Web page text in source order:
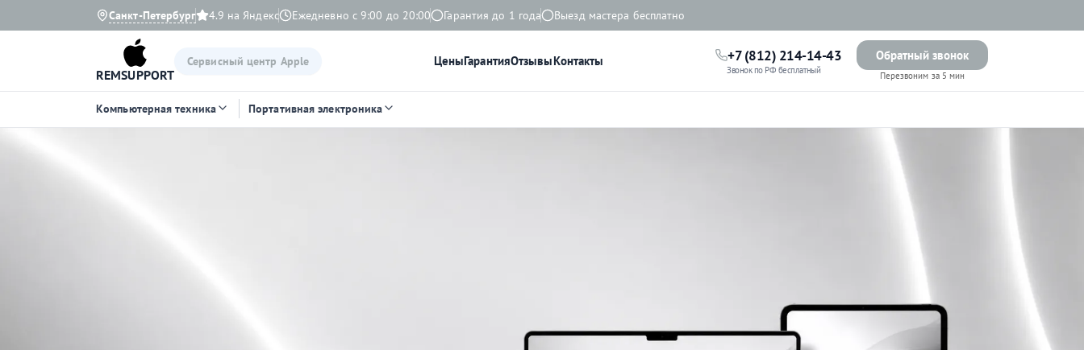
Санкт-Петербург 4.9 на Яндекс Ежедневно с 9:00 до 20:00 Гарантия до 1 года Выезд мастера бесплатно
REMSUPPORT
Сервисный центр Apple ЦеныГарантияОтзывыКонтакты +7 (812) 214-14-43
Звонок по РФ бесплатный
Обратный звонок
Перезвоним за 5 мин
Компьютерная техника Портативная электроника